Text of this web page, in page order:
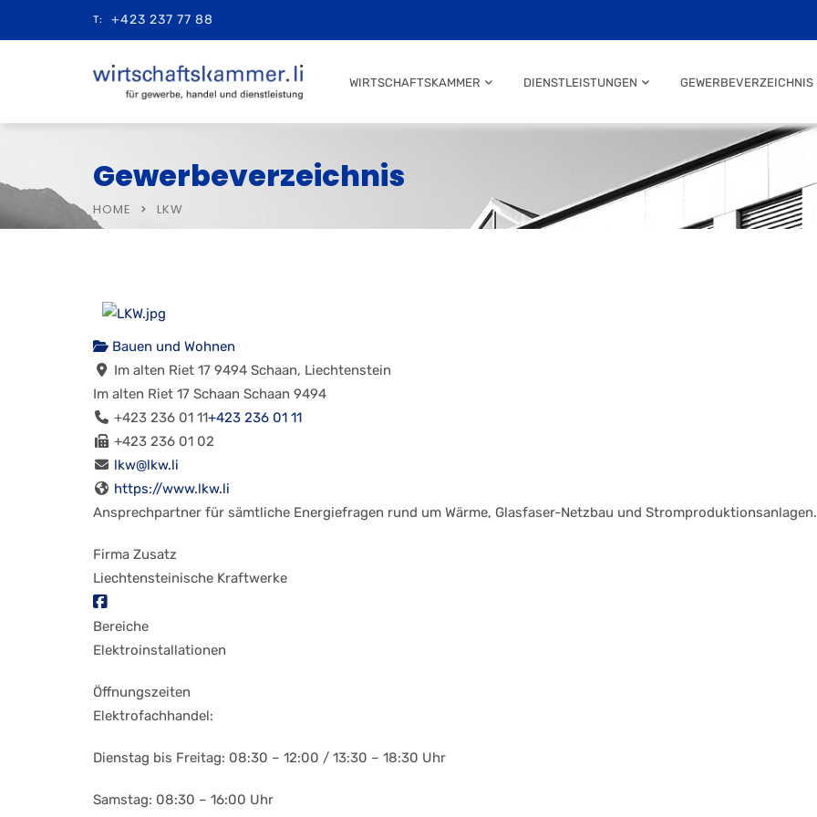
T: +423 237 77 88
WIRTSCHAFTSKAMMER DIENSTLEISTUNGEN GEWERBEVERZEICHNIS
Gewerbeverzeichnis
HOME LKW
Bauen und Wohnen
Im alten Riet 17 9494 Schaan, Liechtenstein
Im alten Riet 17 Schaan Schaan 9494
+423 236 01 11+423 236 01 11
+423 236 01 02
lkw@lkw.li
https://www.lkw.li
Ansprechpartner für sämtliche Energiefragen rund um Wärme, Glasfaser-Netzbau und Stromproduktionsanlagen.
Firma Zusatz
Liechtensteinische Kraftwerke
Bereiche
Elektroinstallationen
Öffnungszeiten
Elektrofachhandel:
Dienstag bis Freitag: 08:30 – 12:00 / 13:30 – 18:30 Uhr
Samstag: 08:30 – 16:00 Uhr